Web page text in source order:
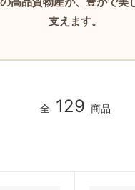
支えます。
全 129 商品